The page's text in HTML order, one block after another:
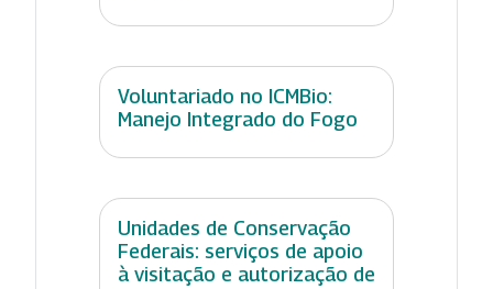
Voluntariado no ICMBio:
Manejo Integrado do Fogo
Unidades de Conservação
Federais: serviços de apoio
à visitação e autorização de